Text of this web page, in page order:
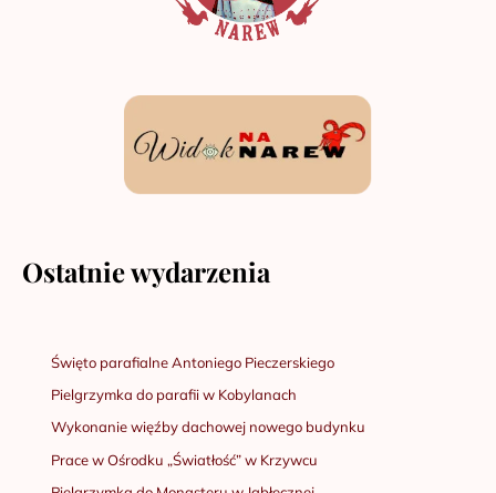
Ostatnie wydarzenia
Święto parafialne Antoniego Pieczerskiego
Pielgrzymka do parafii w Kobylanach
Wykonanie więźby dachowej nowego budynku
Prace w Ośrodku „Światłość” w Krzywcu